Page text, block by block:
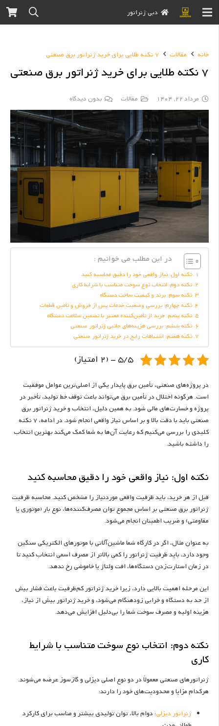
دبی ژنراتور
خانه مقالات 7 نکته طلایی برای خرید ژنراتور برق صنعتی
7 نکته طلایی برای خرید ژنراتور برق صنعتی
مرداد 22, 1404 مقالات بدون دیدگاه
در این مطلب می خوانیم :
نکته اول: نیاز واقعی خود را دقیق محاسبه کنید
نکته دوم: انتخاب نوع سوخت متناسب با شرایط کاری
نکته سوم: برند و کیفیت ساخت دستگاه
نکته چهارم: بررسی وضعیت خدمات پس از فروش و تأمین قطعات
نکته پنجم: خرید از تأمین‌کننده معتبر با تضمین سلامت دستگاه
نکته ششم: بررسی هزینه‌های جانبی ژنراتور صنعتی
نکته هفتم: اشتباهات رایج در خرید ژنراتور صنعتی
5/5 - (2 امتیاز)
در پروژه‌های صنعتی، تأمین برق پایدار یکی از اصلی‌ترین عوامل موفقیت
است. هرگونه اختلال در تأمین برق می‌تواند باعث توقف خط تولید، تأخیر در
پروژه و خسارت‌های مالی شود. به همین دلیل، انتخاب و خرید ژنراتور برق
صنعتی باید با دقت بالا و بر اساس نیاز واقعی انجام شود. در ادامه، 7 نکته
کلیدی را بررسی می‌کنیم که رعایت آن‌ها به شما کمک می‌کند بهترین انتخاب
را داشته باشید.
نکته اول: نیاز واقعی خود را دقیق محاسبه کنید
قبل از هر خرید، باید ظرفیت واقعی موردنیاز را مشخص کنید. محاسبه ظرفیت
ژنراتور برق صنعتی بر اساس مجموع توان مصرف‌کننده‌ها، نوع بار (موتوری یا
مقاومتی) و ضریب اطمینان انجام می‌شود.
به عنوان مثال، اگر در کارگاه شما ماشین‌آلاتی با موتورهای الکتریکی سنگین
وجود دارد، باید ظرفیت ژنراتور را کمی بالاتر از مصرف اسمی انتخاب کنید تا
در زمان استارت‌زدن دستگاه‌ها، افت ولتاژ یا خاموشی رخ ندهد.
این مرحله اهمیت بالایی دارد، زیرا خرید ژنراتور کم‌ظرفیت باعث فشار بیش
از حد به دستگاه و خرابی زودهنگام می‌شود، و خرید ژنراتور بیش از نیاز،
هزینه اولیه و مصرف سوخت شما را بی‌دلیل افزایش می‌دهد.
نکته دوم: انتخاب نوع سوخت متناسب با شرایط
کاری
ژنراتورهای صنعتی معمولاً در دو نوع اصلی دیزلی و گازسوز عرضه می‌شوند.
هرکدام مزایا و محدودیت‌های خود را دارند:
ژنراتور دیزلی: دوام بالا، توان تولیدی بیشتر و مناسب برای کارکرد